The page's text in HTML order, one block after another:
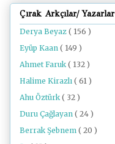
Çırak Arkçılar/ Yazarlar
Derya Beyaz ( 156 )
Eyüp Kaan ( 149 )
Ahmet Faruk ( 132 )
Halime Kirazlı ( 61 )
Ahu Öztürk ( 32 )
Duru Çağlayan ( 24 )
Berrak Şebnem ( 20 )